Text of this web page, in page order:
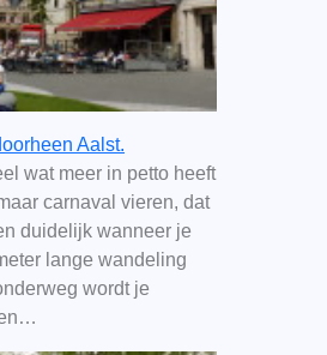
Aalst.
wat meer in petto heeft
carnaval vieren, dat
duidelijk wanneer je
lange wandeling
wordt je